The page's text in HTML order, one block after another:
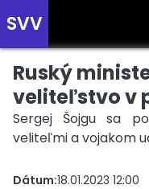
SVV
Prehľad správ
Zobrazte si správy
prehľad o dianí vo
Ruský
veliteľstvo v
Sergej Šojgu sa
veliteľmi a vojakom
Dátum:18.01.2023 12:00